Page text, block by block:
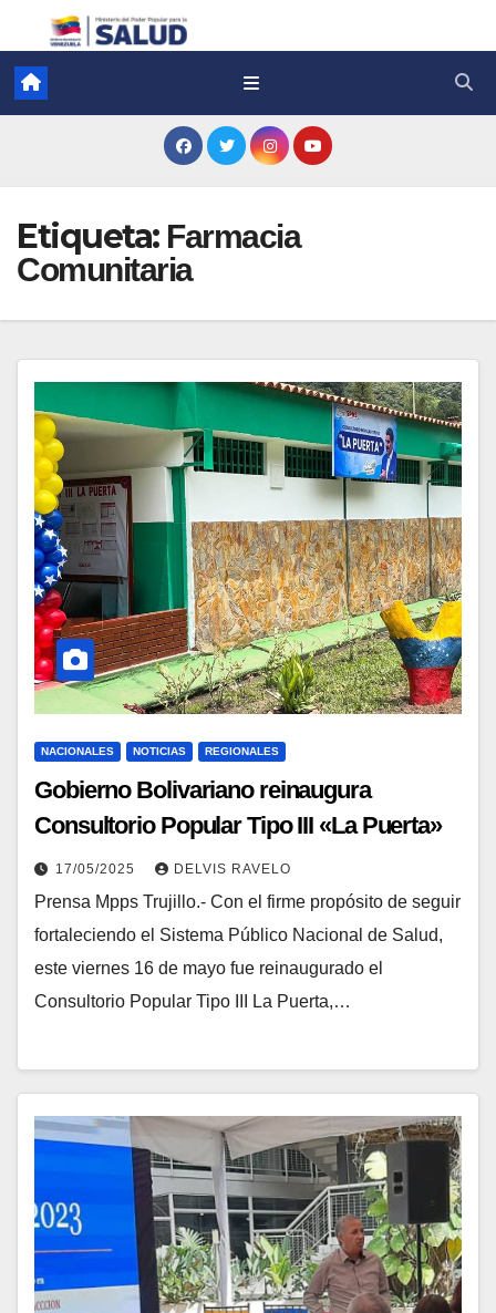
Etiqueta: Farmacia
Comunitaria
NACIONALES NOTICIAS REGIONALES
Gobierno Bolivariano reinaugura
Consultorio Popular Tipo III «La Puerta»
en el municipio Valera
17/05/2025 DELVIS RAVELO
Prensa Mpps Trujillo.- Con el firme propósito de seguir
fortaleciendo el Sistema Público Nacional de Salud,
este viernes 16 de mayo fue reinaugurado el
Consultorio Popular Tipo III La Puerta,…